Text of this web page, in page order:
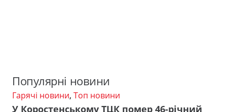
Популярні новини
Гарячі новини, Топ новини
У Коростенському ТЦК помер 46-річний